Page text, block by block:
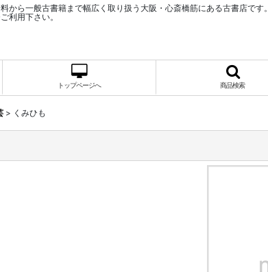
から一般古書籍まで幅広く取り扱う大阪・心斎橋筋にある古書店です。
利用下さい。
トップページへ 商品検索
> くみひも